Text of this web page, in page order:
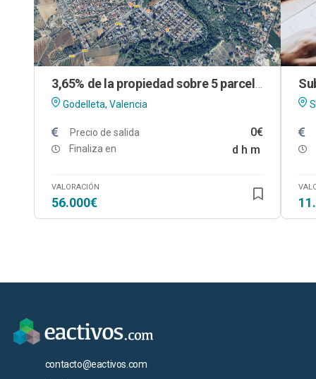
Godelleta, Valencia
Precio de salida 0€
Finaliza en d h m
VALORACIÓN
56.000€
contacto@eactivos.com